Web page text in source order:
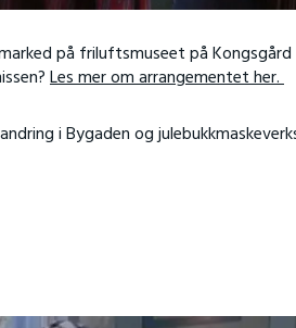
på friluftsmuseet på
Les mer om arrangementet her.
i Bygaden og